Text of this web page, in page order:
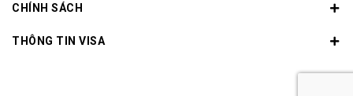
CHÍNH SÁCH
THÔNG TIN VISA